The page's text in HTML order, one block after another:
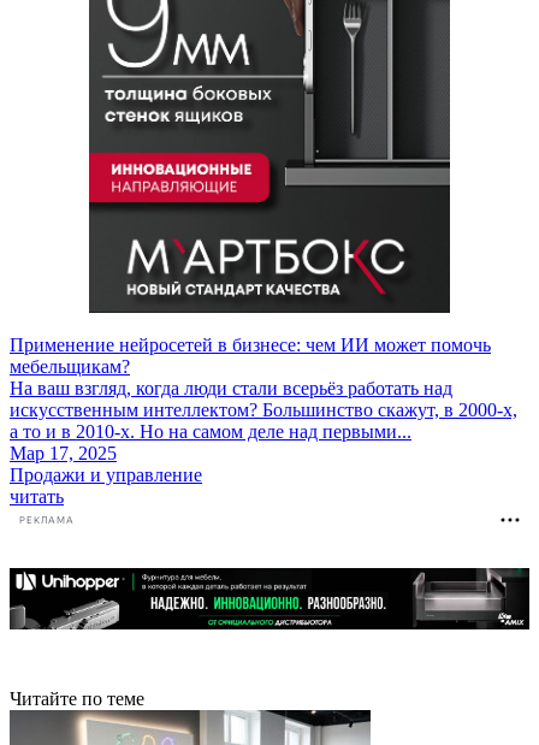
Применение нейросетей в бизнесе: чем ИИ может помочь
мебельщикам?
На ваш взгляд, когда люди стали всерьёз работать над
искусственным интеллектом? Большинство скажут, в 2000-х,
а то и в 2010-х. Но на самом деле над первыми...
Мар 17, 2025
Продажи и управление
читать
РЕКЛАМА
Читайте по теме